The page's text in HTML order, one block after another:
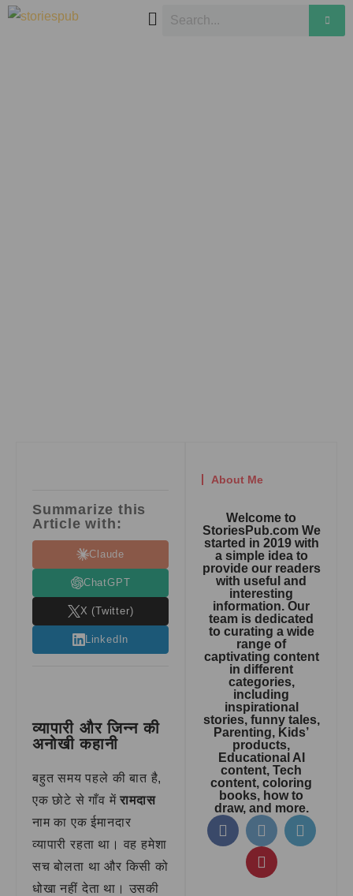
Summarize this
Article with:
Claude
ChatGPT
X (Twitter)
LinkedIn
व्यापारी और जिन्न की
अनोखी कहानी
बहुत समय पहले की बात है,
एक छोटे से गाँव मेंरामदास
नाम का एक ईमानदार
व्यापारी रहता था। वह हमेशा
सच बोलता था और किसी को
धोखा नहीं देता था। उसकी
About Me
Welcome to
StoriesPub.com We
started in 2019 with
a simple idea to
provide our readers
with useful and
interesting
information. Our
team is dedicated
to curating a wide
range of
captivating content
in different
categories,
including
inspirational
stories, funny tales,
Parenting, Kids’
products,
Educational AI
content, Tech
content, coloring
books, how to
draw, and more.